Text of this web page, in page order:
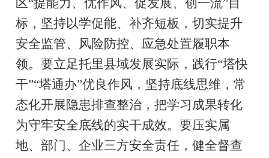
区“提能力、优作风、促发展、创一流”目
标，坚持以学促能、补齐短板，切实提升
安全监管、风险防控、应急处置履职本
领。要立足托里县域发展实际，践行“塔快
干”“塔通办”优良作风，坚持底线思维，常
态化开展隐患排查整治，把学习成果转化
为守牢安全底线的实干成效。要压实属
地、部门、企业三方安全责任，健全督查